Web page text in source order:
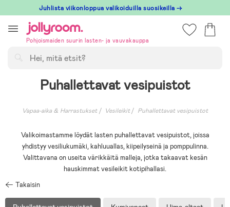
till
innehållet
Juhlista viikonloppua valikoiduilla suosikeilla →
Pohjoismaiden suurin lasten- ja vauvakauppa
Puhallettavat vesipuistot
Vapaa-aika & Harrastukset Vesileikit Puhallettavat vesipuistot
Valikoimastamme löydät lasten puhallettavat vesipuistot, joissa
yhdistyy vesiliukumäki, kahluuallas, kiipeilyseinä ja pomppulinna.
Valittavana on useita värikkäitä malleja, jotka takaavat kesän
hauskimmat vesileikit kotipihallasi.
Takaisin